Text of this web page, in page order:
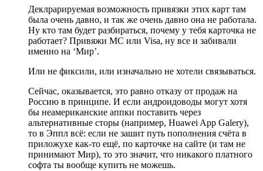
Деклрарируемая возможность привязки этих карт там
была очень давно, и так же очень давно она не работала.
Ну кто там будет разбираться, почему у тебя карточка не
работает? Привяжи MC или Visa, ну все и забивали
именно на ‘Мир’.
Или не фиксили, или изначально не хотели связываться.
Сейчас, оказывается, это равно отказу от продаж на
Россию в принципе. И если андроидоводы могут хотя
бы неамериканские аппки поставить через
альтернативные сторы (например, Huawei App Galery),
то в Эппл всё: если не зашит путь пополнения счёта в
приложухе как-то ещё, по карточке на сайте (и там не
принимают Мир), то это значит, что никакого платного
софта ты вообще купить не можешь.